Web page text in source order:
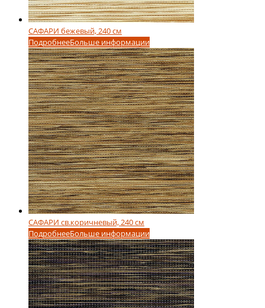
САФАРИ бежевый, 240 см
ПодробнееБольше информации
САФАРИ св.коричневый, 240 см
ПодробнееБольше информации